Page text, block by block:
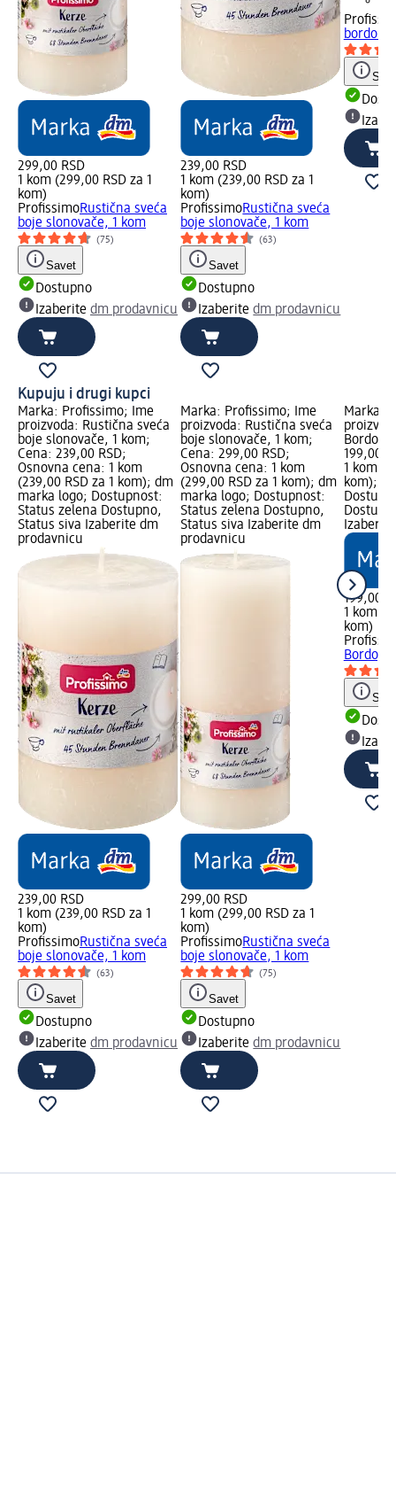
299,00 RSD
1 kom (299,00 RSD za 1
kom)
ProfissimoRustična sveća
boje slonovače, 1 kom
(75)
Savet
Dostupno
Izaberite dm prodavnicu
239,00 RSD
1 kom (239,00 RSD za 1
kom)
ProfissimoRustična sveća
boje slonovače, 1 kom
(63)
Savet
Dostupno
Izaberitedm prodavnicu
bordo -
Kupuju i drugi kupci
Marka: Profissimo; Ime
proizvoda: Rustična sveća
boje slonovače, 1 kom;
Cena: 239,00 RSD;
Osnovna cena: 1 kom
(239,00 RSD za 1 kom); dm
marka logo; Dostupnost:
Status zelena Dostupno,
Status siva Izaberite dm
prodavnicu
239,00 RSD
1 kom (239,00 RSD za 1
kom)
ProfissimoRustična sveća
boje slonovače, 1 kom
(63)
Savet
Dostupno
Izaberite dm prodavnicu
Marka: Profissimo; Ime
proizvoda: Rustična sveća
boje slonovače, 1 kom;
Cena: 299,00 RSD;
Osnovna cena: 1 kom
(299,00 RSD za 1 kom); dm
marka logo; Dostupnost:
Status zelena Dostupno,
Status siva Izaberite dm
prodavnicu
299,00 RSD
1 kom (299,00 RSD za 1
kom)
ProfissimoRustična sveća
boje slonovače, 1 kom
(75)
Savet
Dostupno
Izaberitedm prodavnicu
Marka:
Bordo,
199,00
1 kom
kom);
199,00
1 kom
kom)
Bordo,